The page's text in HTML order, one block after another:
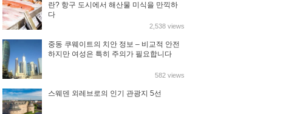
란? 항구 도시에서 해산물 미식을 만끽하
다
2,538 views
중동 쿠웨이트의 치안 정보 – 비교적 안전
하지만 여성은 특히 주의가 필요합니다
582 views
스웨덴 외레브로의 인기 관광지 5선